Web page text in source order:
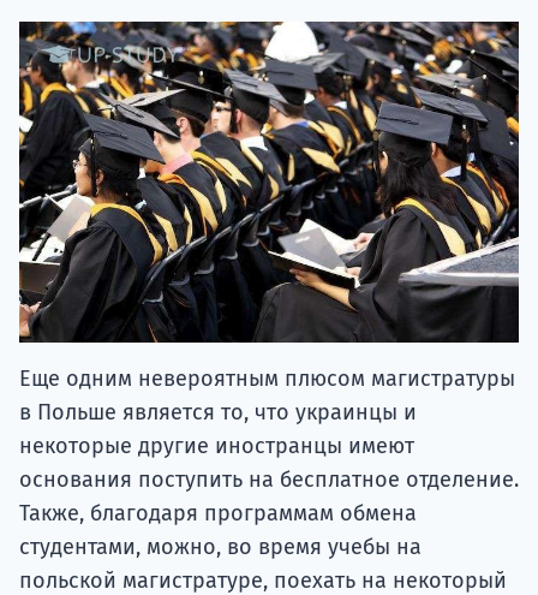
Еще одним невероятным плюсом магистратуры
в Польше является то, что украинцы и
некоторые другие иностранцы имеют
основания поступить на бесплатное отделение.
Также, благодаря программам обмена
студентами, можно, во время учебы на
польской магистратуре, поехать на некоторый